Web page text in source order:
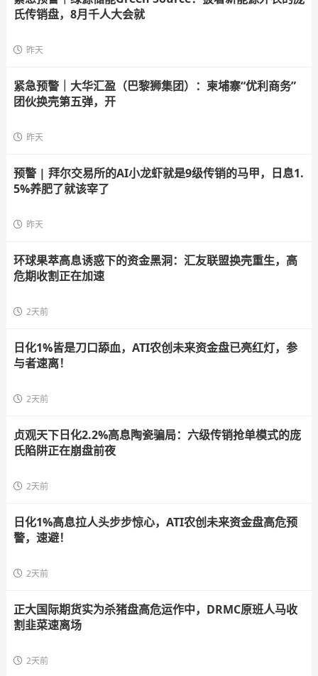
氏传销盘，8月千人大会就
昨天
紧急预警｜大华汇盈（巴黎狮集团）：柬埔寨“优利商务”
团伙换壳第五弹，开
昨天
预警 | 拜尔交易所的AI小龙虾就是9级传销的马甲，日息1.
5%养肥了就该宰了
昨天
环球果萃高息诱惑下的资金黑洞：汇友联盟换壳重生，高
危期收割正在加速
2天前
日化1%皆是刀口舔血，ATI农创未来资金盘已亮红灯，参
与者速离！
2天前
贞观天下日化2.2%高息陶瓷骗局：六级传销抢单模式的庞
氏陷阱正在崩盘前夜
2天前
日化1%高息拉人头步步惊心，ATI农创未来资金盘高危预
警，速避！
2天前
正大国际期货实为杀猪盘高危运作中，DRMC原班人马收
割韭菜速离场
2天前